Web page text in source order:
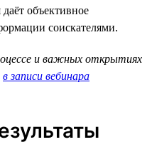
объективное
соискателями.
и важных открытиях
в записи вебинара